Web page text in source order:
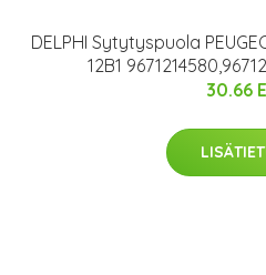
DELPHI Sytytyspuola
12B1
30.66